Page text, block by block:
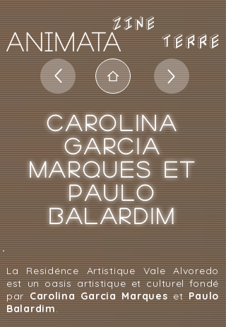
TERRE
CAROLINA
GARCIA
MARQUES ET
PAULO
BALARDIM
La Residénce Artistique Vale Alvoredo
est un oasis artistique et culturel fondé
parCarolina Garcia Marques et Paulo
Balardim.